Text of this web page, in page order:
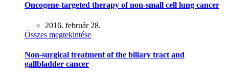
Oncogene-targeted therapy of non-small cell lung cancer
2016. február 28.
Összes megtekintése
Non-surgical treatment of the biliary tract and
gallbladder cancer